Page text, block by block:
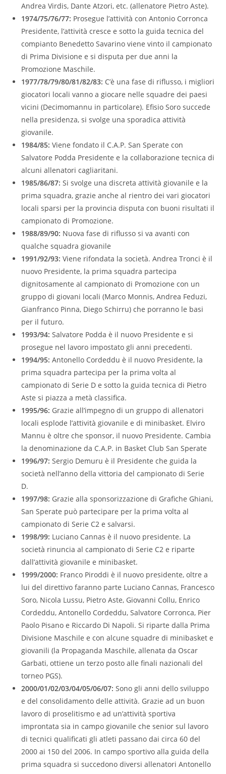
Andrea Virdis, Dante Atzori, etc. (allenatore Pietro Aste).
1974/75/76/77: Prosegue l’attività con Antonio Corronca
Presidente, l’attività cresce e sotto la guida tecnica del
compianto Benedetto Savarino viene vinto il campionato
di Prima Divisione e si disputa per due anni la
Promozione Maschile.
1977/78/79/80/81/82/83: C’è una fase di riflusso, i migliori
giocatori locali vanno a giocare nelle squadre dei paesi
vicini (Decimomannu in particolare). Efisio Soro succede
nella presidenza, si svolge una sporadica attività
giovanile.
1984/85:Viene fondato il C.A.P. San Sperate con
Salvatore Podda Presidente e la collaborazione tecnica di
alcuni allenatori cagliaritani.
1985/86/87: Si svolge una discreta attività giovanile e la
prima squadra, grazie anche al rientro dei vari giocatori
locali sparsi per la provincia disputa con buoni risultati il
campionato di Promozione.
1988/89/90: Nuova fase di riflusso si va avanti con
qualche squadra giovanile
1991/92/93:Viene rifondata la società. Andrea Tronci è il
nuovo Presidente, la prima squadra partecipa
dignitosamente al campionato di Promozione con un
gruppo di giovani locali (Marco Monnis, Andrea Feduzi,
Gianfranco Pinna, Diego Schirru) che porranno le basi
per il futuro.
1993/94: Salvatore Podda è il nuovo Presidente e si
prosegue nel lavoro impostato gli anni precedenti.
1994/95:Antonello Cordeddu è il nuovo Presidente, la
prima squadra partecipa per la prima volta al
campionato di Serie D e sotto la guida tecnica di Pietro
Aste si piazza a metà classifica.
1995/96: Grazie all’impegno di un gruppo di allenatori
locali esplode l’attività giovanile e di minibasket. Elviro
Mannu è oltre che sponsor, il nuovo Presidente. Cambia
la denominazione da C.A.P. in Basket Club San Sperate
1996/97:Sergio Demuru è il Presidente che guida la
società nell’anno della vittoria del campionato di Serie
D.
1997/98: Grazie alla sponsorizzazione di Grafiche Ghiani,
San Sperate può partecipare per la prima volta al
campionato di Serie C2 e salvarsi.
1998/99: Luciano Cannas è il nuovo presidente. La
società rinuncia al campionato di Serie C2 e riparte
dall’attività giovanile e minibasket.
1999/2000: Franco Piroddi è il nuovo presidente, oltre a
lui del direttivo faranno parte Luciano Cannas, Francesco
Soro, Nicola Lussu, Pietro Aste, Giovanni Collu, Enrico
Cordeddu, Antonello Cordeddu, Salvatore Corronca, Pier
Paolo Pisano e Riccardo Di Napoli. Si riparte dalla Prima
Divisione Maschile e con alcune squadre di minibasket e
giovanili (la Propaganda Maschile, allenata da Oscar
Garbati, ottiene un terzo posto alle finali nazionali del
torneo PGS).
2000/01/02/03/04/05/06/07:Sono gli anni dello sviluppo
e del consolidamento delle attività. Grazie ad un buon
lavoro di proselitismo e ad un’attività sportiva
improntata sia in campo giovanile che senior sul lavoro
di tecnici qualificati gli atleti passano dai circa 60 del
2000 ai 150 del 2006. In campo sportivo alla guida della
prima squadra si succedono diversi allenatori Antonello